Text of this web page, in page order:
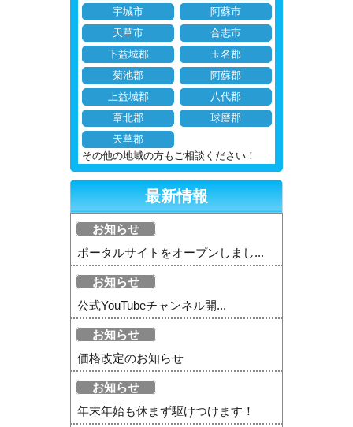
宇城市
阿蘇市
天草市
合志市
下益城郡
玉名郡
菊池郡
阿蘇郡
上益城郡
八代郡
葦北郡
球磨郡
天草郡
その他の地域の方もご相談ください！
最新情報
お知らせ
ポータルサイトをオープンしまし...
お知らせ
公式YouTubeチャンネル開...
お知らせ
価格改定のお知らせ
お知らせ
年末年始も休まず駆けつけます！